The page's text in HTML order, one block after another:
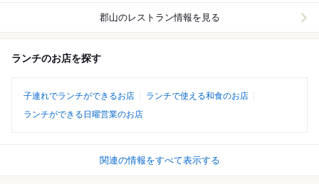
郡山のレストラン情報を見る
ランチのお店を探す
子連れでランチができるお店
ランチで使える和食のお店
ランチができる日曜営業のお店
関連の情報をすべて表示する